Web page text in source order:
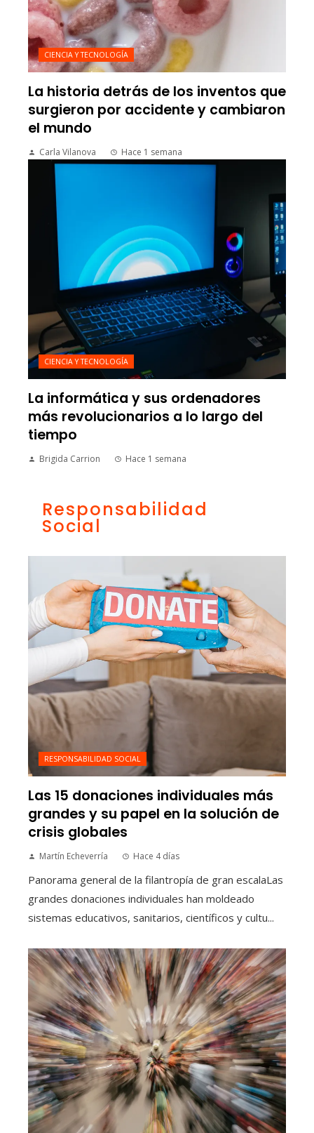
CIENCIA Y TECNOLOGÍA
La historia detrás de los inventos que
surgieron por accidente y cambiaron
el mundo
Carla Vilanova Hace 1 semana
CIENCIA Y TECNOLOGÍA
La informática y sus ordenadores
más revolucionarios a lo largo del
tiempo
Brigida Carrion Hace 1 semana
Responsabilidad
Social
RESPONSABILIDAD SOCIAL
Las 15 donaciones individuales más
grandes y su papel en la solución de
crisis globales
Martín Echeverría Hace 4 días
Panorama general de la filantropía de gran escalaLas
grandes donaciones individuales han moldeado
sistemas educativos, sanitarios, científicos y cultu...